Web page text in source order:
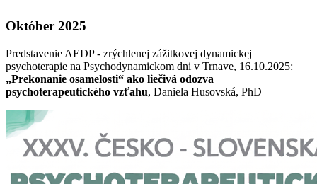
Október 2025
Predstavenie AEDP - zrýchlenej zážitkovej dynamickej
psychoterapie na Psychodynamickom dni v Trnave, 16.10.2025:
„Prekonanie osamelosti“ ako liečivá odozva
psychoterapeutického vzťahu, Daniela Husovská, PhD